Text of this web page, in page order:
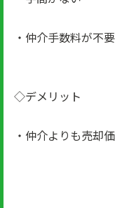
・仲介手数料が不要
◇デメリット
・仲介よりも売却